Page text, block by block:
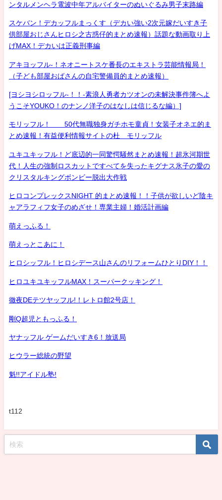
ンタルメンヘラ電波中年アルバイターのぬいぐるみ男子末路編
スケバン！デカッフルまっくす（デカい強い2次元嫁だいすき子
供部屋おじさんヒロシ之古惑仔的まとめ速報）話題な動画取り上
げMAX！デカいは正義刑事編
アキヨッフル-！ネオニートスケ番長のエキストラ芸能情報局！
（子ども部屋おばさんの自宅警備員的まとめ速報）
[ヨシヨシロッフル-！！-素浪人勇者カツオンの未解決事件簿へよ
うこそYOUKO！のナンノ洋子のはなしは信じるな編）]
モリッフル！ 50代無職独身ガチホモ童貞！女装子オネエ的ま
とめ速報！有益便利情報サイトの杜 モリッフル
ユキユキッフル！ど底辺的一同驚愕騒然まとめ速報！超氷河期世
代！人生の強制ロスカットですべてを失ったキグナス氷子の愛の
クリスタルキングボンビー脱出大作戦
ヒロコンプレックスNIGHT 的まとめ速報！！子供が欲しいど陰キ
ャアラフィフ女子のめざせ！専業主婦！婚活計画編
萌えっふる！
萌えっとこあに！
ヒロシッフル！ヒロシデース山さんのリフォームひとりDIY！！
ヒロユキユキッフルMAX！スーパークッキング！
徹夜DEテツヤッフル!！レトロ館2号店！
剛Q超児ともっふる！
ヤナッフル ゲームだいすき6！放送局
ヒウラー総統の野望
魁!!アイドル塾!
t112